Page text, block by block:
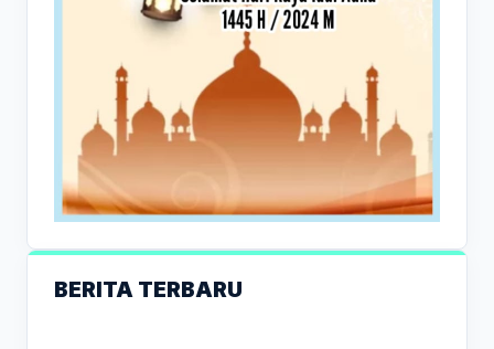
BERITA TERBARU